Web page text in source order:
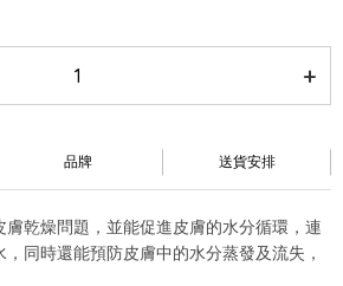
品牌 送貨安排
乾燥問題，並能促進皮膚的水分循環，連
同時還能預防皮膚中的水分蒸發及流失，